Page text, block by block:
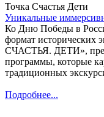
Точка Счастья Дети
Уникальные
Ко Дню Победы в
формат исторических
СЧАСТЬЯ. ДЕТИ»,
программы, которые
традиционных
Подробнее...